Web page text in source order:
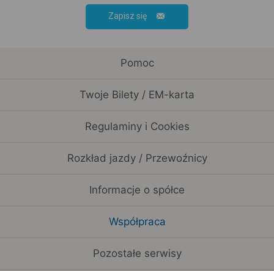
Zapisz się
Pomoc
Twoje Bilety / EM-karta
Regulaminy i Cookies
Rozkład jazdy / Przewoźnicy
Informacje o spółce
Współpraca
Pozostałe serwisy